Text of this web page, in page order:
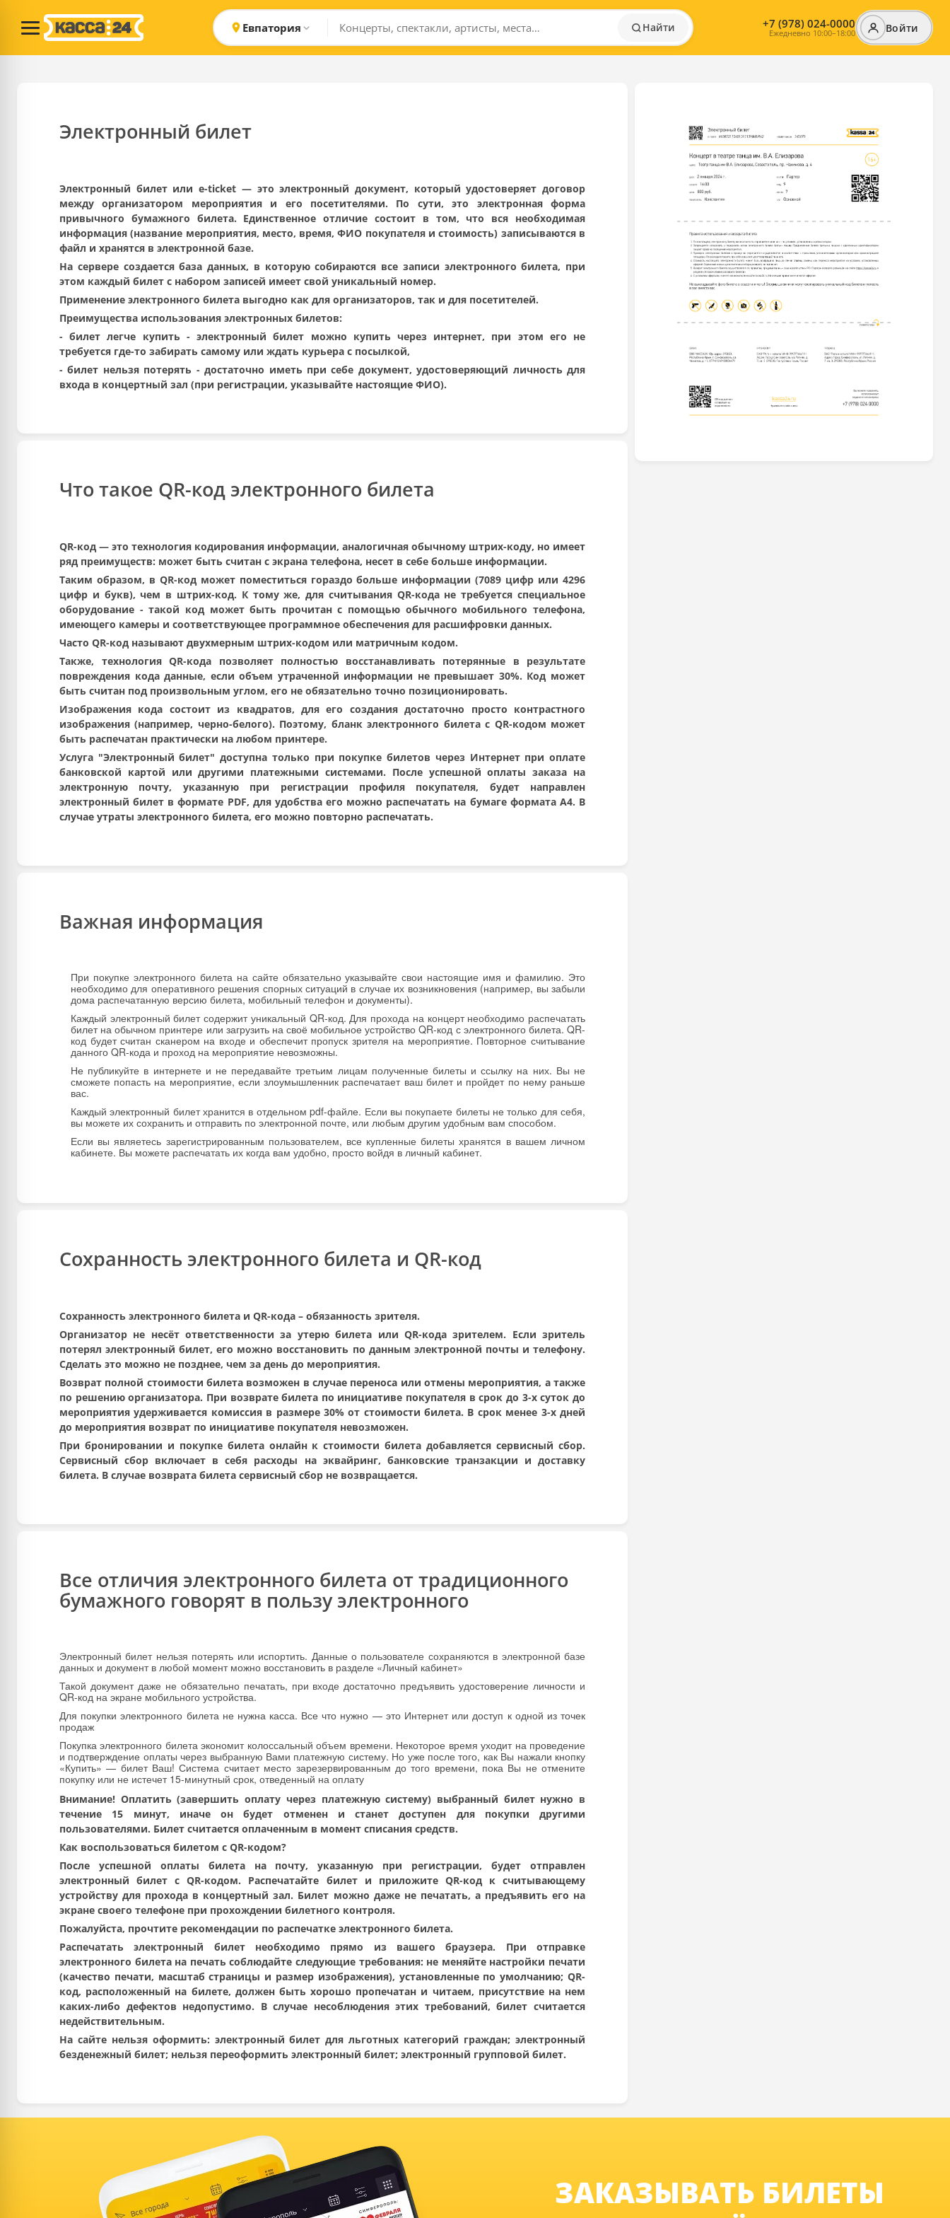
Евпатория Найти +7 (978) 024-0000
Ежедневно 10:00–18:00 Войти
Электронный билет
Электронный билет или e-ticket — это электронный документ, который удостоверяет договор
между организатором мероприятия и его посетителями. По сути, это электронная форма
привычного бумажного билета. Единственное отличие состоит в том, что вся необходимая
информация (название мероприятия, место, время, ФИО покупателя и стоимость) записываются в
файл и хранятся в электронной базе.
На сервере создается база данных, в которую собираются все записи электронного билета, при
этом каждый билет с набором записей имеет свой уникальный номер.
Применение электронного билета выгодно как для организаторов, так и для посетителей.
Преимущества использования электронных билетов:
-билет легче купить - электронный билет можно купить через интернет, при этом его не
требуется где-то забирать самому или ждать курьера с посылкой,
-билет нельзя потерять - достаточно иметь при себе документ, удостоверяющий личность для
входа в концертный зал (при регистрации, указывайте настоящие ФИО).
Что такое QR-код электронного билета
QR-код — это технология кодирования информации, аналогичная обычному штрих-коду, но имеет
ряд преимуществ: может быть считан с экрана телефона, несет в себе больше информации.
Таким образом, в QR-код может поместиться гораздо больше информации (7089 цифр или 4296
цифр и букв), чем в штрих-код. К тому же, для считывания QR-кода не требуется специальное
оборудование - такой код может быть прочитан с помощью обычного мобильного телефона,
имеющего камеры и соответствующее программное обеспечения для расшифровки данных.
Часто QR-код называют двухмерным штрих-кодом или матричным кодом.
Также, технология QR-кода позволяет полностью восстанавливать потерянные в результате
повреждения кода данные, если объем утраченной информации не превышает 30%. Код может
быть считан под произвольным углом, его не обязательно точно позиционировать.
Изображения кода состоит из квадратов, для его создания достаточно просто контрастного
изображения (например, черно-белого). Поэтому, бланк электронного билета с QR-кодом может
быть распечатан практически на любом принтере.
Услуга "Электронный билет" доступна только при покупке билетов через Интернет при оплате
банковской картой или другими платежными системами. После успешной оплаты заказа на
электронную почту, указанную при регистрации профиля покупателя, будет направлен
электронный билет в формате PDF, для удобства его можно распечатать на бумаге формата A4. В
случае утраты электронного билета, его можно повторно распечатать.
Важная информация
При покупке электронного билета на сайте обязательно указывайте свои настоящие имя и фамилию. Это
необходимо для оперативного решения спорных ситуаций в случае их возникновения (например, вы забыли
дома распечатанную версию билета, мобильный телефон и документы).
Каждый электронный билет содержит уникальный QR-код. Для прохода на концерт необходимо распечатать
билет на обычном принтере или загрузить на своё мобильное устройство QR-код с электронного билета. QR-
код будет считан сканером на входе и обеспечит пропуск зрителя на мероприятие. Повторное считывание
данного QR-кода и проход на мероприятие невозможны.
Не публикуйте в интернете и не передавайте третьим лицам полученные билеты и ссылку на них. Вы не
сможете попасть на мероприятие, если злоумышленник распечатает ваш билет и пройдет по нему раньше
вас.
Каждый электронный билет хранится в отдельном pdf-файле. Если вы покупаете билеты не только для себя,
вы можете их сохранить и отправить по электронной почте, или любым другим удобным вам способом.
Если вы являетесь зарегистрированным пользователем, все купленные билеты хранятся в вашем личном
кабинете. Вы можете распечатать их когда вам удобно, просто войдя в личный кабинет.
Сохранность электронного билета и QR-код
Сохранность электронного билета и QR-кода – обязанность зрителя.
Организатор не несёт ответственности за утерю билета или QR-кода зрителем. Если зритель
потерял электронный билет, его можно восстановить по данным электронной почты и телефону.
Сделать это можно не позднее, чем за день до мероприятия.
Возврат полной стоимости билета возможен в случае переноса или отмены мероприятия, а также
по решению организатора. При возврате билета по инициативе покупателя в срок до 3-х суток до
мероприятия удерживается комиссия в размере 30% от стоимости билета. В срок менее 3-х дней
до мероприятия возврат по инициативе покупателя невозможен.
При бронировании и покупке билета онлайн к стоимости билета добавляется сервисный сбор.
Сервисный сбор включает в себя расходы на эквайринг, банковские транзакции и доставку
билета. В случае возврата билета сервисный сбор не возвращается.
Все отличия электронного билета от традиционного
бумажного говорят в пользу электронного
Электронный билет нельзя потерять или испортить. Данные о пользователе сохраняются в электронной базе
данных и документ в любой момент можно восстановить в разделе «Личный кабинет»
Такой документ даже не обязательно печатать, при входе достаточно предъявить удостоверение личности и
QR-код на экране мобильного устройства.
Для покупки электронного билета не нужна касса. Все что нужно — это Интернет или доступ к одной из точек
продаж
Покупка электронного билета экономит колоссальный объем времени. Некоторое время уходит на проведение
и подтверждение оплаты через выбранную Вами платежную систему. Но уже после того, как Вы нажали кнопку
«Купить» — билет Ваш! Система считает место зарезервированным до того времени, пока Вы не отмените
покупку или не истечет 15-минутный срок, отведенный на оплату
Внимание! Оплатить(завершить оплату через платежную систему) выбранный билет нужно в
течение 15 минут, иначе он будет отменен и станет доступен для покупки другими
пользователями. Билет считается оплаченным в момент списания средств.
Как воспользоваться билетом с QR-кодом?
После успешной оплаты билета на почту, указанную при регистрации, будет отправлен
электронный билет с QR-кодом. Распечатайте билет и приложите QR-код к считывающему
устройству для прохода в концертный зал. Билет можно даже не печатать, а предъявить его на
экране своего телефоне при прохождении билетного контроля.
Пожалуйста, прочтите рекомендации по распечатке электронного билета.
Распечатать электронный билет необходимо прямо из вашего браузера. При отправке
электронного билета на печать соблюдайте следующие требования: не меняйте настройки печати
(качество печати, масштаб страницы и размер изображения), установленные по умолчанию; QR-
код, расположенный на билете, должен быть хорошо пропечатан и читаем, присутствие на нем
каких-либо дефектов недопустимо. В случае несоблюдения этих требований, билет считается
недействительным.
На сайте нельзя оформить: электронный билет для льготных категорий граждан; электронный
безденежный билет; нельзя переоформить электронный билет; электронный групповой билет.
ЗАКАЗЫВАТЬ БИЛЕТЫ